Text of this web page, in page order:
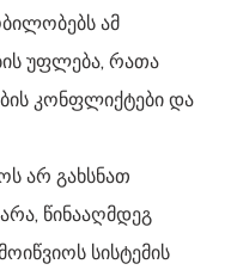
ამ
უფლება, რათა
კონფლიქტები და
არ გახსნათ
წინააღმდეგ
სისტემის